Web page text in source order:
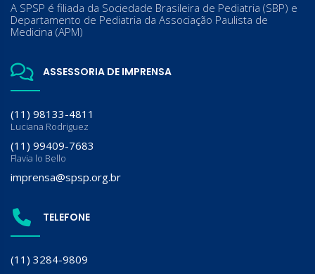
A SPSP é filiada da Sociedade Brasileira de Pediatria (SBP) e
Departamento de Pediatria da Associação Paulista de
Medicina (APM)
ASSESSORIA DE IMPRENSA
(11) 98133-4811
Luciana Rodriguez
(11) 99409-7683
Flavia lo Bello
imprensa@spsp.org.br
TELEFONE
(11) 3284-9809